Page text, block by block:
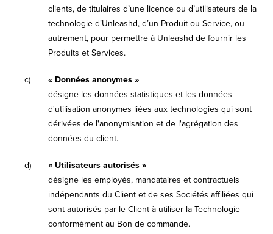
clients, de titulaires d’une licence ou d’utilisateurs de la
technologie d’Unleashd, d’un Produit ou Service, ou
autrement, pour permettre à Unleashd de fournir les
Produits et Services.
c)
« Données anonymes »
désigne les données statistiques et les données
d'utilisation anonymes liées aux technologies qui sont
dérivées de l'anonymisation et de l'agrégation des
données du client.
d)
« Utilisateurs autorisés »
désigne les employés, mandataires et contractuels
indépendants du Client et de ses Sociétés affiliées qui
sont autorisés par le Client à utiliser la Technologie
conformément au Bon de commande.